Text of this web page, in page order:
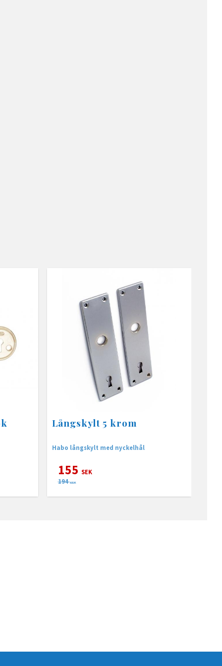
Långskylt 5 krom
Habo långskylt med nyckelhål
155 SEK
194 SEK